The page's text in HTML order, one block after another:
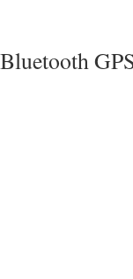
Bluetooth